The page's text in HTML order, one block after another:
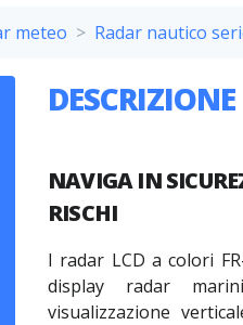
meteo Radar nautico
DESCRIZIONE
NAVIGA IN
RISCHI
I radar LCD a colori
display radar
visualizzazione